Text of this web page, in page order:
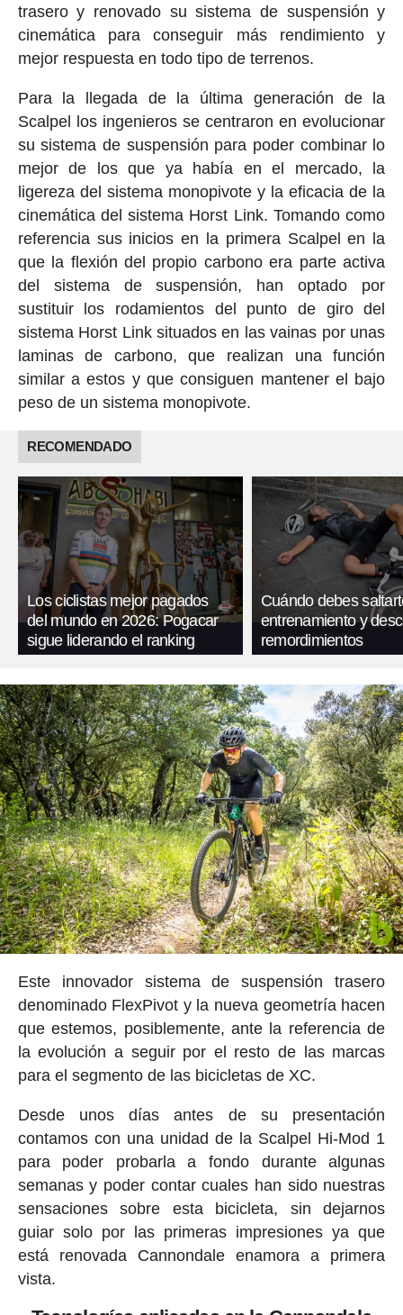
trasero y renovado su sistema de suspensión y
cinemática para conseguir más rendimiento y
mejor respuesta en todo tipo de terrenos.
Para la llegada de la última generación de la
Scalpel los ingenieros se centraron en evolucionar
su sistema de suspensión para poder combinar lo
mejor de los que ya había en el mercado, la
ligereza del sistema monopivote y la eficacia de la
cinemática del sistema Horst Link. Tomando como
referencia sus inicios en la primera Scalpel en la
que la flexión del propio carbono era parte activa
del sistema de suspensión, han optado por
sustituir los rodamientos del punto de giro del
sistema Horst Link situados en las vainas por unas
laminas de carbono, que realizan una función
similar a estos y que consiguen mantener el bajo
peso de un sistema monopivote.
RECOMENDADO
Los ciclistas mejor pagados
del mundo en 2026: Pogacar
sigue liderando el ranking
Cuándo debes
entrenamiento y
remordimientos
Este innovador sistema de suspensión trasero
denominado FlexPivot y la nueva geometría hacen
que estemos, posiblemente, ante la referencia de
la evolución a seguir por el resto de las marcas
para el segmento de las bicicletas de XC.
Desde unos días antes de su presentación
contamos con una unidad de la Scalpel Hi-Mod 1
para poder probarla a fondo durante algunas
semanas y poder contar cuales han sido nuestras
sensaciones sobre esta bicicleta, sin dejarnos
guiar solo por las primeras impresiones ya que
está renovada Cannondale enamora a primera
vista.